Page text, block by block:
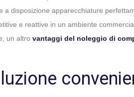
disposizione apparecchiature
e reattive in un ambiente
un altro vantaggi del noleggio di